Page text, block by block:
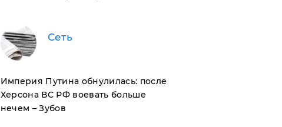
Сеть
Империя Путина обнулилась: после
Херсона ВС РФ воевать больше
нечем – Зубов